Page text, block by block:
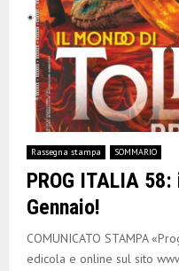
N
U
Rassegna stampa SOMMARIO
PROG ITALIA
Gennaio!
COMUNICATO STAMPA
edicola e online sul sito